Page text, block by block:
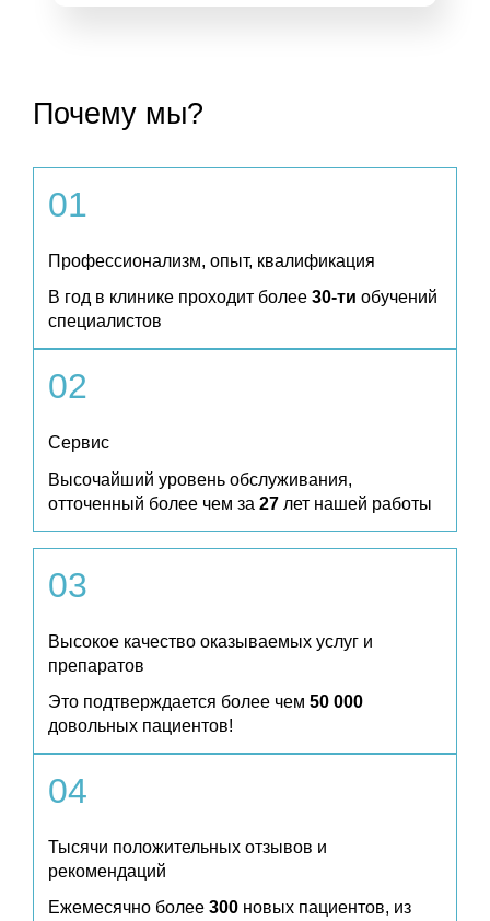
Почему мы?
01
Профессионализм, опыт, квалификация
В год в клинике проходит более 30‑ти обучений
специалистов
02
Сервис
Высочайший уровень обслуживания,
отточенный более чем за 27 лет нашей работы
03
Высокое качество оказываемых услуг и
препаратов
Это подтверждается более чем 50 000
довольных пациентов!
04
Тысячи положительных отзывов и
рекомендаций
Ежемесячно более 300 новых пациентов, из